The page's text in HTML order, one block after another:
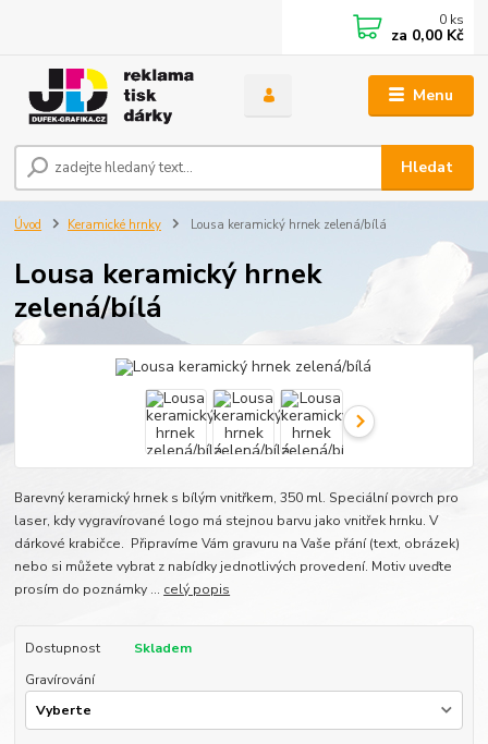
Menu
Hledat
0 ks
za 0,00 Kč
Úvod Keramické hrnky Lousa keramický hrnek zelená/bílá
Lousa keramický hrnek
zelená/bílá
Barevný keramický hrnek s bílým vnitřkem, 350 ml. Speciální povrch pro
laser, kdy vygravírované logo má stejnou barvu jako vnitřek hrnku. V
dárkové krabičce. Připravíme Vám gravuru na Vaše přání (text, obrázek)
nebo si můžete vybrat z nabídky jednotlivých provedení. Motiv uveďte
prosím do poznámky ... celý popis
Dostupnost
Skladem
Gravírování